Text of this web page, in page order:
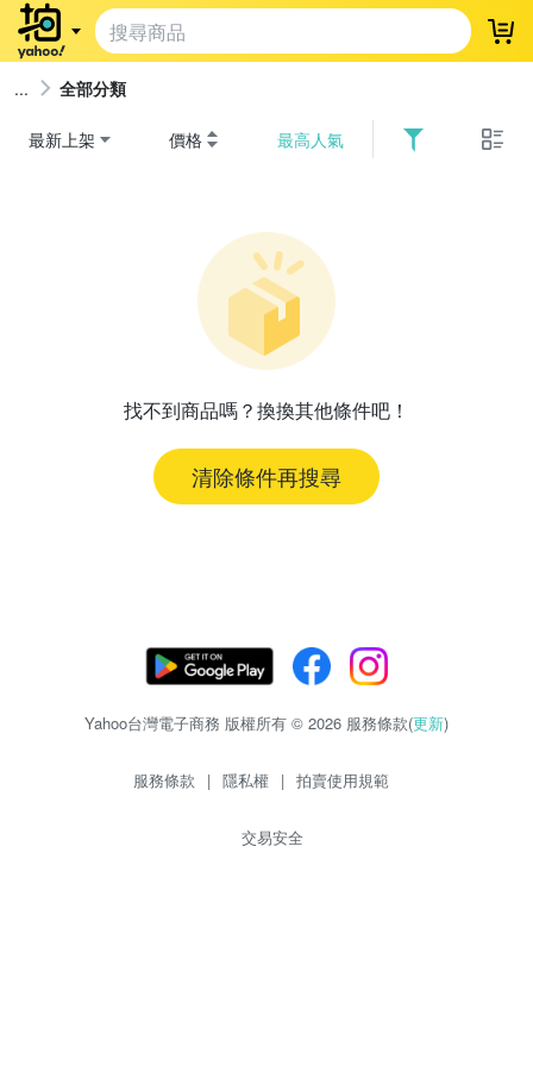
登
全部分類
最新上架 價格 最高人氣
找不到商品嗎？換換其他條件吧！
清除條件再搜尋
Yahoo台灣電子商務 版權所有 © 2026 服務條款(更新)
服務條款 | 隱私權 | 拍賣使用規範
交易安全